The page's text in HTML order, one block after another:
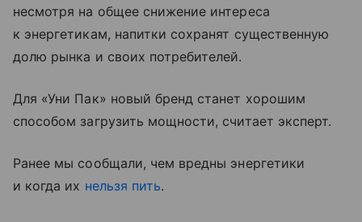
несмотря на общее снижение интереса
к энергетикам, напитки сохранят существенную
долю рынка и своих потребителей.
Для «Уни Пак» новый бренд станет хорошим
способом загрузить мощности, считает эксперт.
Ранее мы сообщали, чем вредны энергетики
и когда их нельзя пить.